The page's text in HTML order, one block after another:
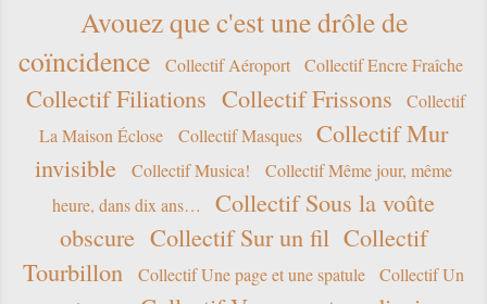
Avouez que c'est une drôle de
coïncidence
Collectif Aéroport Collectif Encre Fraîche
Collectif Filiations Collectif Frissons
Collectif
La Maison Éclose
Collectif Masques
Collectif Mur
invisible
Collectif Musica!
Collectif Même jour, même
heure, dans dix ans…
Collectif Sous la voûte
obscure Collectif Sur un fil Collectif
Tourbillon
Collectif Une page et une spatule
Collectif Un